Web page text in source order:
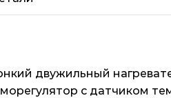
двужильный
с датчиком